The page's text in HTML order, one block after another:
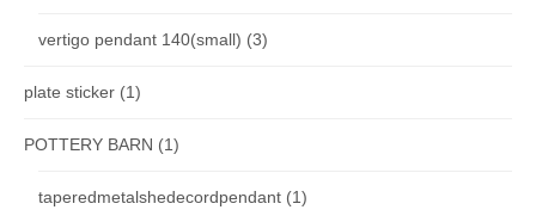
vertigo pendant 140(small) (3)
plate sticker (1)
POTTERY BARN (1)
taperedmetalshedecordpendant (1)